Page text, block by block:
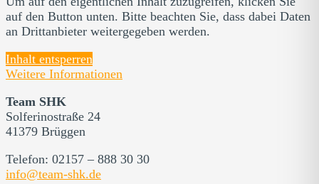
auf den Button unten. Bitte beachten Sie, dass dabei Daten
an Drittanbieter weitergegeben werden.
Inhalt entsperren
Weitere Informationen
Team SHK
Solferinostraße 24
41379 Brüggen
Telefon: 02157 – 888 30 30
info@team-shk.de